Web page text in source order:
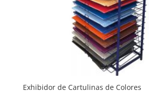
Exhibidor de Cartulinas de Colores